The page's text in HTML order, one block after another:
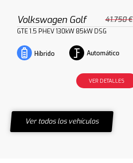
Volkswagen Golf 41.750 €
GTE 1.5 PHEV 130kW 85kW DSG
Híbrido Automático
VER DETALLES
Ver todos los vehículos